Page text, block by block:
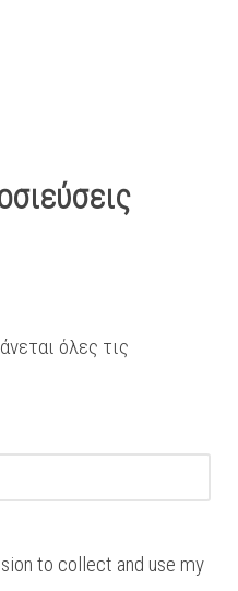
όλες τις
to collect and use my